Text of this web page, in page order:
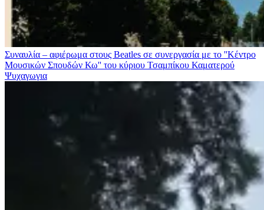
Συναυλία – αφιέρωμα στους Beatles σε συνεργασία με το ''Κέντρο
Μουσικών Σπουδών Κω'' του κύριου Τσαμπίκου Καματερού
Ψυχαγωγια